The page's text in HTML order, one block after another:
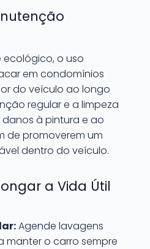
ecológico, o uso
em condomínios
do veículo ao longo
regular e a limpeza
à pintura e ao
de promoverem um
dentro do veículo.
a Vida Útil
Agende lavagens
manter o carro sempre